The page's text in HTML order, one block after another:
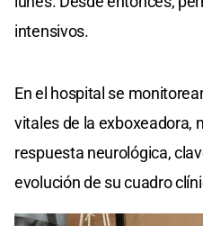
intensivos.
En el hospital se
vitales de la exboxeadora,
respuesta neurológica,
evolución de su cuadro